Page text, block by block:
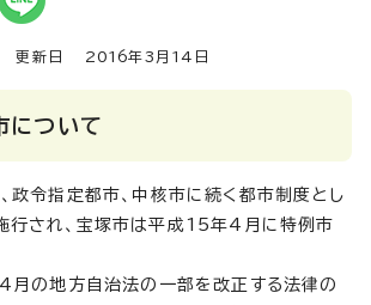
更新日 2016年3月 14 日
について
政令指定都市、中核市に続く都市制度とし
行され、宝塚市は平成15年4月に特例市
月の地方自治法の一部を改正する法律の